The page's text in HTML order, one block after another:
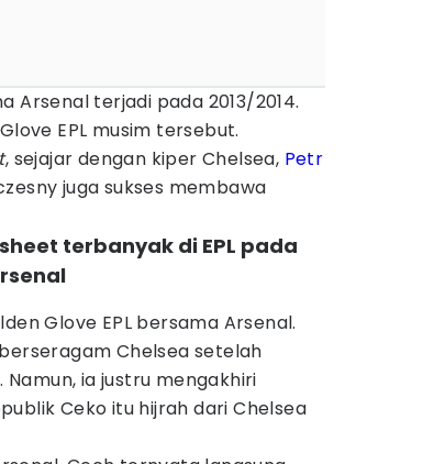
Arsenal terjadi pada 2013/2014.
EPL musim tersebut.
, sejajar dengan kiper Chelsea, Petr
juga sukses membawa
terbanyak di EPL pada
Glove EPL bersama Arsenal.
Chelsea setelah
Namun, ia justru mengakhiri
Ceko itu hijrah dari Chelsea